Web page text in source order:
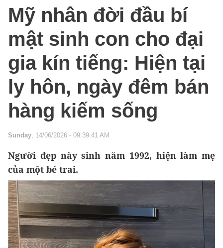
Mỹ nhân đời đầu bí
mật sinh con cho đại
gia kín tiếng: Hiện tại
ly hôn, ngày đêm bán
hàng kiếm sống
Sunday, 14/06/2026 - 09:39:41 AM
Người đẹp này sinh năm 1992, hiện làm mẹ
của một bé trai.